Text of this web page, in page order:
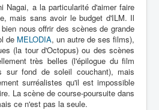
Nagai, a la particularité d'aimer faire
mais sans avoir le budget d'ILM. Il
nous offrir des scènes de grande
de MELODIA, un autre de ses films),
(la tour d'Octopus) ou des scènes
très belles (l'épilogue du film
sur fond de soleil couchant), mais
surréalistes qu'il est impossible
La scène de course-poursuite dans
ce n'est pas la seule.